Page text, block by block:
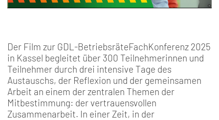
Der Film zur GDL-BetriebsräteFachKonferenz 2025
in Kassel begleitet über 300 Teilnehmerinnen und
Teilnehmer durch drei intensive Tage des
Austauschs, der Reflexion und der gemeinsamen
Arbeit an einem der zentralen Themen der
Mitbestimmung: der vertrauensvollen
Zusammenarbeit. In einer Zeit, in der